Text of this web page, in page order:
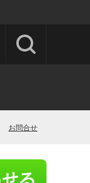
お問合せ